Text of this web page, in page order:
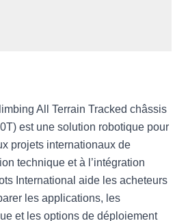
All Terrain Tracked châssis
est une solution robotique pour
projets internationaux de
technique et à l’intégration
International aide les acheteurs
les applications, les
et les options de déploiement